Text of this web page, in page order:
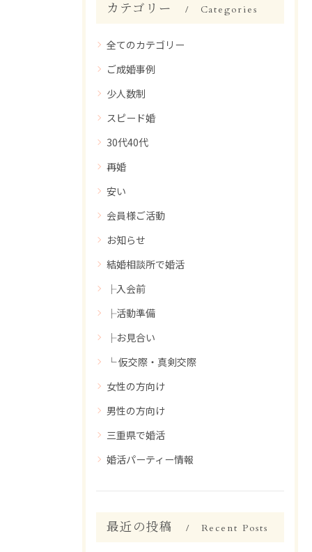
カテゴリー Categories
全てのカテゴリー
ご成婚事例
少人数制
スピード婚
30代40代
再婚
安い
会員様ご活動
お知らせ
結婚相談所で婚活
├入会前
├活動準備
├お見合い
└ 仮交際・真剣交際
女性の方向け
男性の方向け
三重県で婚活
婚活パーティー情報
最近の投稿 Recent Posts